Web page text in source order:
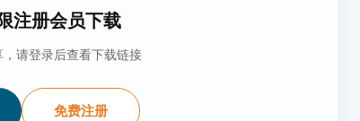
注册会员下载
请登录后查看下载链接
免费注册